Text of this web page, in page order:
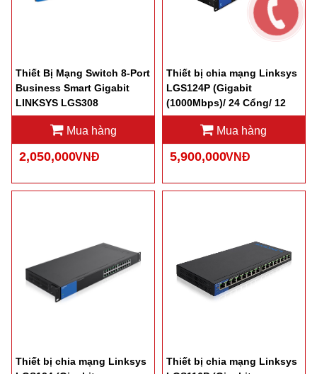
Thiết Bị Mạng Switch 8-Port
Business Smart Gigabit
LINKSYS LGS308
Mua hàng
2,050,000VNĐ
Thiết bị chia mạng Linksys
LGS124P (Gigabit
(1000Mbps)/ 24 Cổng/ 12
cổng PoE/ Vỏ Sắt)
Mua hàng
5,900,000VNĐ
Thiết bị chia mạng Linksys
Thiết bị chia mạng Linksys